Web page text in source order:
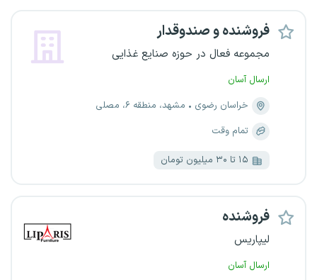
فروشنده و صندوقدار
مجموعه فعال در حوزه صنایع غذایی
ارسال آسان
خراسان رضوی
مشهد، منطقه ۶، مصلی
تمام وقت
۱۵ تا ۳۰ میلیون تومان
فروشنده
لیپاریس
ارسال آسان